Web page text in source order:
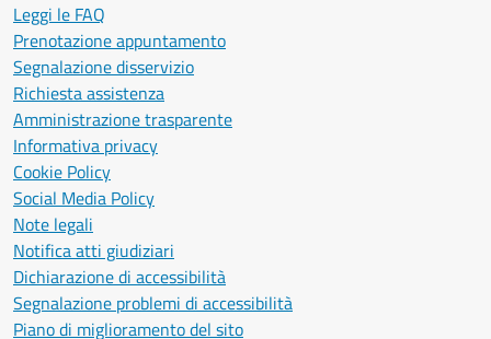
Leggi le FAQ
Prenotazione appuntamento
Segnalazione disservizio
Richiesta assistenza
Amministrazione trasparente
Informativa privacy
Cookie Policy
Social Media Policy
Note legali
Notifica atti giudiziari
Dichiarazione di accessibilità
Segnalazione problemi di accessibilità
Piano di miglioramento del sito